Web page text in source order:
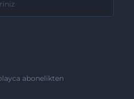
abonelikten